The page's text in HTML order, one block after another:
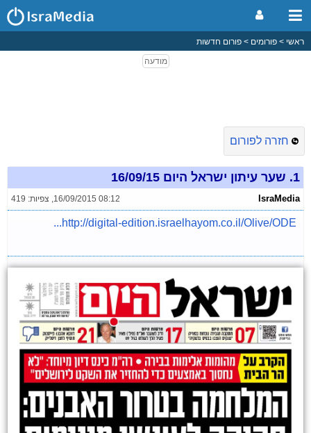
ראשי פורומים פורום חדשות
חזרה לפורום
1. שער עיתון ישראל היום 16/09/15
IsraMedia
16/09/2015 08:12
, צפיות: 419
http://digital-edition.israelhayom.co.il/Olive/ODE...